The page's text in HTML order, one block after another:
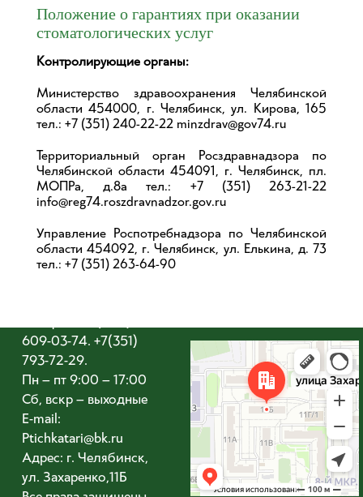
Положение о гарантиях при оказании
стоматологических услуг
Контролирующие органы:
Министерство здравоохранения Челябинской
области 454000, г. Челябинск, ул. Кирова, 165
тел.: +7 (351) 240-22-22 minzdrav@gov74.ru
Территориальный орган Росздравнадзора по
Челябинской области 454091, г. Челябинск, пл.
МОПРа, д.8а тел.: +7 (351) 263-21-22
info@reg74.roszdravnadzor.gov.ru
Управление Роспотребнадзора по Челябинской
области 454092, г. Челябинск, ул. Елькина, д. 73
тел.: +7 (351) 263-64-90
609-03-74. +7(351)
793-72-29.
Пн – пт 9:00 – 17:00
Сб, вскр – выходные
E-mail:
Ptichkatari@bk.ru
Адрес: г. Челябинск,
ул. Захаренко,11Б
Челябинск
Улица Захаренко, 11Б — Яндекс Карты